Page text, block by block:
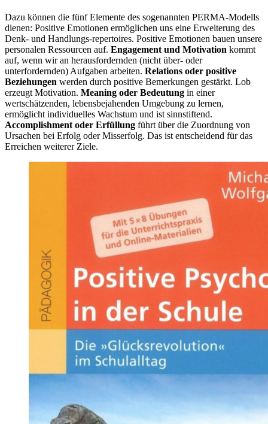
Dazu können die fünf Elemente des sogenannten PERMA-Modells
dienen: Positive Emotionen ermöglichen uns eine Erweiterung des
Denk- und Handlungs-repertoires. Positive Emotionen bauen unsere
personalen Ressourcen auf. Engagement und Motivation kommt
auf, wenn wir an herausfordernden (nicht über- oder
unterfordernden) Aufgaben arbeiten. Relations oder positive
Beziehungen werden durch positive Bemerkungen gestärkt. Lob
erzeugt Motivation. Meaning oder Bedeutung in einer
wertschätzenden, lebensbejahenden Umgebung zu lernen,
ermöglicht individuelles Wachstum und ist sinnstiftend.
Accomplishment oder Erfüllung führt über die Zuordnung von
Ursachen bei Erfolg oder Misserfolg. Das ist entscheidend für das
Erreichen weiterer Ziele.